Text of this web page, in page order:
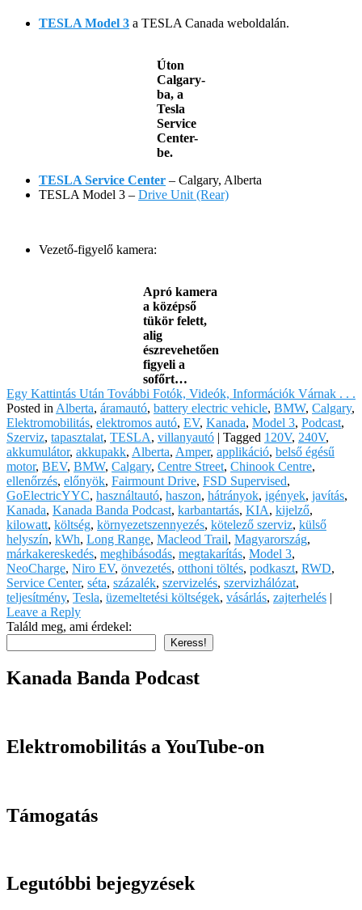
TESLA Model 3 a TESLA Canada weboldalán.
Úton
Calgary-
ba, a
Tesla
Service
Center-
be.
TESLA Service Center – Calgary, Alberta
TESLA Model 3 – Drive Unit (Rear)
Vezető-figyelő kamera:
Apró kamera
a középső
tükör felett,
alig
észrevehetően
figyeli a
sofőrt…
Egy Kattintás Után További Fotók, Videók, Információk Várnak . . .
Posted in Alberta, áramautó, battery electric vehicle, BMW, Calgary,
Elektromobilitás, elektromos autó, EV, Kanada, Model 3, Podcast,
Szerviz, tapasztalat, TESLA, villanyautó | Tagged 120V, 240V,
akkumulátor, akkupakk, Alberta, Amper, applikáció, belső égésű
motor, BEV, BMW, Calgary, Centre Street, Chinook Centre,
ellenőrzés, előnyök, Fairmount Drive, FSD Supervised,
GoElectricYYC, használtautó, haszon, hátrányok, igények, javítás,
Kanada, Kanada Banda Podcast, karbantartás, KIA, kijelző,
kilowatt, költség, környezetszennyezés, kötelező szerviz, külső
helyszín, kWh, Long Range, Macleod Trail, Magyarország,
márkakereskedés, meghibásodás, megtakarítás, Model 3,
NeoCharge, Niro EV, önvezetés, otthoni töltés, podkaszt, RWD,
Service Center, séta, százalék, szervizelés, szervizhálózat,
teljesítmény, Tesla, üzemeltetési költségek, vásárlás, zajterhelés |
Leave a Reply
Találd meg, ami érdekel:
Keress!
Kanada Banda Podcast
Elektromobilitás a YouTube-on
Támogatás
Legutóbbi bejegyzések